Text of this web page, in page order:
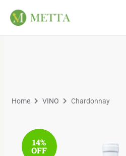
Home VINO Chardonnay
14%
OFF